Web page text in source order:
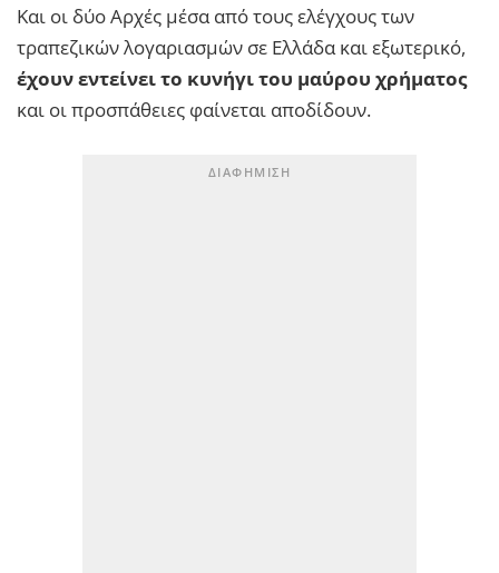
Και οι δύο Αρχές μέσα από τους ελέγχους των
τραπεζικών λογαριασμών σε Ελλάδα και εξωτερικό,
έχουν εντείνει το κυνήγι του μαύρου χρήματος
και οι προσπάθειες φαίνεται αποδίδουν.